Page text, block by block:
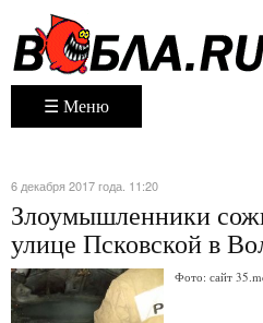
☰ Меню
6 декабря 2017 года. 11:20
Злоумышленники
улице Псковской в
Фото: сайт